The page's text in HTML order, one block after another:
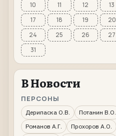
10
11 12 13
17
18 19 20
24
25 26 27
31
В Новости
ПЕРСОНЫ
Дерипаска О.В. Потанин В.О.
Романов А.Г.
Прохоров А.О.